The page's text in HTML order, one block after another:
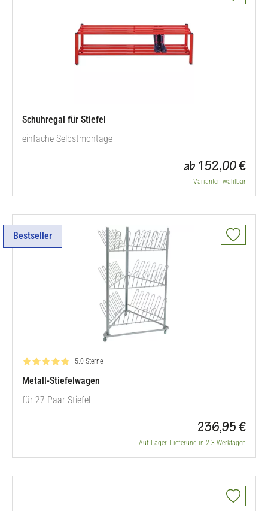
Schuhregal für Stiefel
einfache Selbstmontage
ab 152,00 €
Varianten wählbar
Bestseller
Bewertung: 5.0 von 5
5.0 Sterne
Metall-Stiefelwagen
für 27 Paar Stiefel
236,95 €
Auf Lager. Lieferung in 2-3 Werktagen